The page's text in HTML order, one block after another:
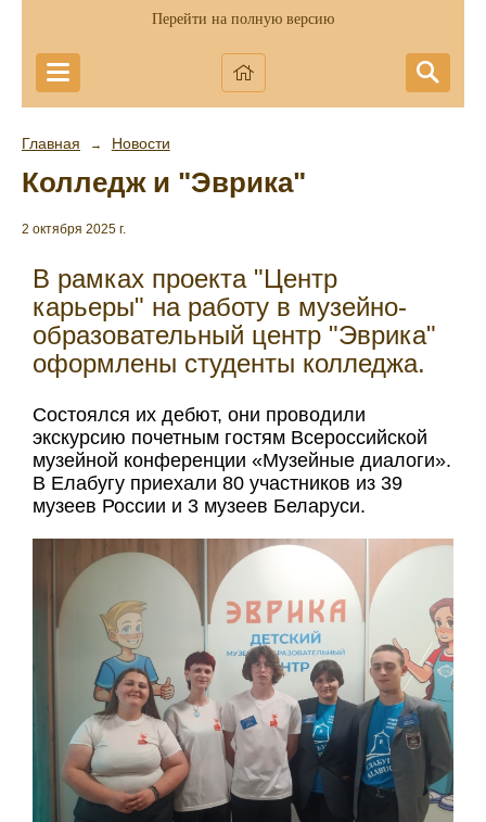
Перейти на полную версию
Главная → Новости
Колледж и "Эврика"
2 октября 2025 г.
В рамках проекта "Центр
карьеры" на работу в музейно-
образовательный центр "Эврика"
оформлены студенты колледжа.
Состоялся их дебют, они проводили
экскурсию почетным гостям Всероссийской
музейной конференции «Музейные диалоги».
В Елабугу приехали 80 участников из 39
музеев России и 3 музеев Беларуси.